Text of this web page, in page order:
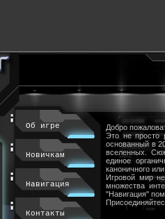
Об игре
Новичкам
Навигация
Контакты
Добро
Это не просто
основанный в
вселенных.
единое
каноничного
Игровой мир
множества
"Навигация"